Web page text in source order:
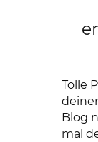
Tolle
Blog
mal